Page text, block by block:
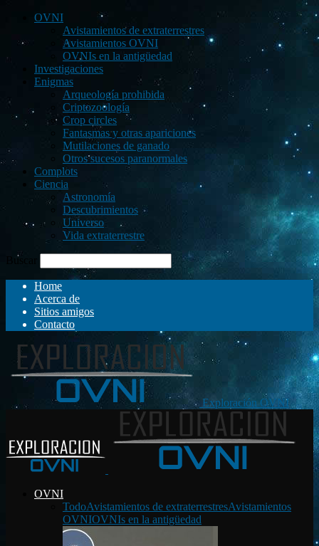
OVNI
Avistamientos de extraterrestres
Avistamientos OVNI
OVNIs en la antigüedad
Investigaciones
Enigmas
Arqueología prohibida
Criptozoología
Crop circles
Fantasmas y otras apariciones
Mutilaciones de ganado
Otros sucesos paranormales
Complots
Ciencia
Astronomía
Descubrimientos
Universo
Vida extraterrestre
Buscar
Home
Acerca de
Sitios amigos
Contacto
Exploración OVNI
OVNI
TodoAvistamientos de extraterrestresAvistamientos
OVNIOVNIs en la antigüedad